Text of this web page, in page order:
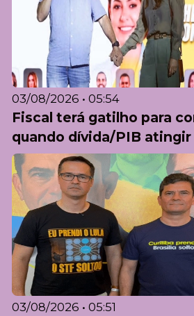
03/08/2026 • 05:54
Fiscal terá gatilho para
quando dívida/PIB
03/08/2026 • 05:51